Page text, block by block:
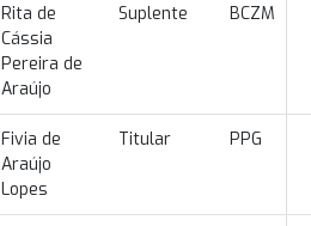
Rita de
Cássia
Pereira de
Araújo
Suplente BCZM
Fivia de
Araújo
Lopes
Titular PPG